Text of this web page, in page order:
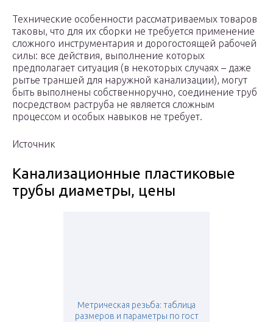
Технические особенности рассматриваемых товаров
таковы, что для их сборки не требуется применение
сложного инструментария и дорогостоящей рабочей
силы: все действия, выполнение которых
предполагает ситуация (в некоторых случаях – даже
рытье траншей для наружной канализации), могут
быть выполнены собственноручно, соединение труб
посредством раструба не является сложным
процессом и особых навыков не требует.
Источник
Канализационные пластиковые
трубы диаметры, цены
Метрическая резьба: таблица
размеров и параметры по гост